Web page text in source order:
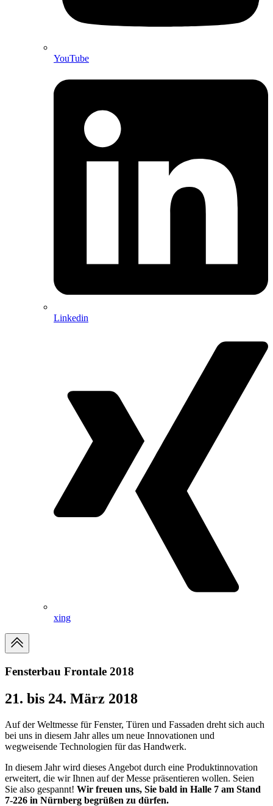
YouTube
Linkedin
xing
Fensterbau Frontale 2018
21. bis 24. März 2018
Auf der Weltmesse für Fenster, Türen und Fassaden dreht sich auch
bei uns in diesem Jahr alles um neue Innovationen und
wegweisende Technologien für das Handwerk.
In diesem Jahr wird dieses Angebot durch eine Produktinnovation
erweitert, die wir Ihnen auf der Messe präsentieren wollen. Seien
Sie also gespannt! Wir freuen uns, Sie bald in Halle 7 am Stand
7-226 in Nürnberg begrüßen zu dürfen.